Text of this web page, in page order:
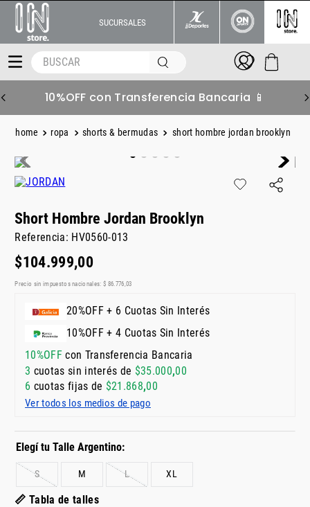
SUCURSALES
BUSCAR
10%OFF con Transferencia Bancaria 📱
ropa shorts & bermudas short hombre jordan brooklyn
Short Hombre Jordan Brooklyn
Referencia: HV0560-013
$104.999,00
Precio sin impuestos nacionales: $ 86 776 03
20%OFF + 6 Cuotas Sin Interés
10%OFF + 4 Cuotas Sin Interés
10%OFFcon Transferencia Bancaria
3 cuotas sin interés de $35.000,00
6 cuotas fijas de $21 .868,00
Ver todos los medios de pago
S M L XL
📏 Tabla de talles